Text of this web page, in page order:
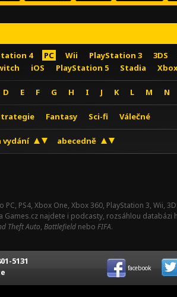
4 PC Wii PlayStation 3 3DS
iOS PlayStation 5 Stadia
D E F G H I J K L M N
Fantasy Sci-fi Válečné
vydání abecedně
PC, PS4, Xbox One, Xbox 360, PlayStation 3, Wii,
Games.cz najdete i podcasty, rozsáhlou databázi
Theft Auto, Battlefield nebo FIFA.
5131
facebook